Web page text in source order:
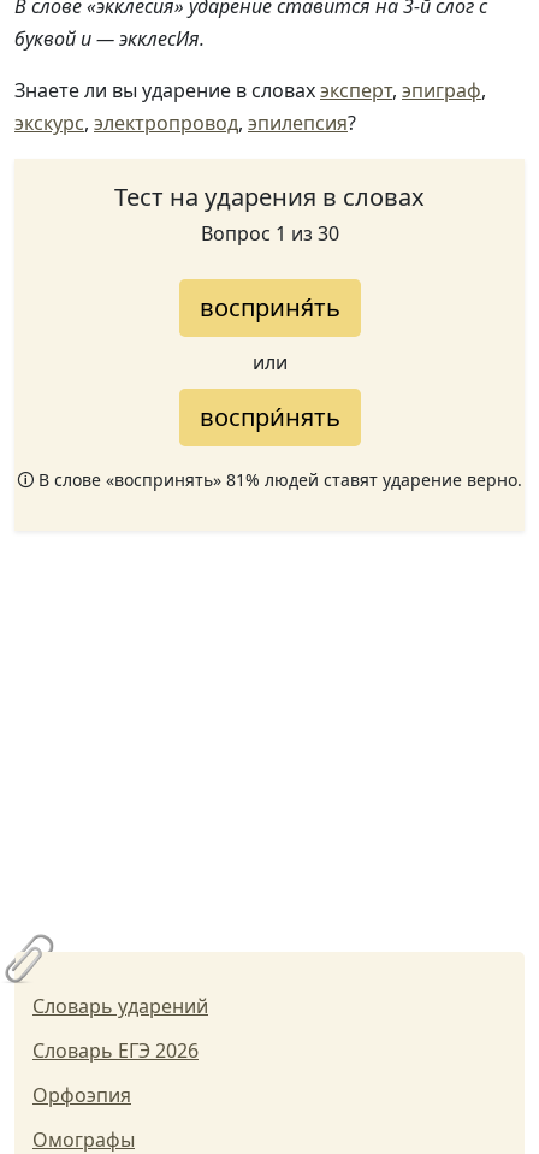
В слове «экклесия» ударение ставится на 3-й слог с
буквой и — экклесИя.
Знаете ли вы ударение в словахэксперт, эпиграф,
экскурс, электропровод, эпилепсия?
Тест на ударения в словах
Вопрос 1 из 30
восприня́ть
или
воспри́нять
🛈 В слове «воспринять» 81% людей ставят ударение верно.
Словарь ударений
Словарь ЕГЭ 2026
Орфоэпия
Омографы